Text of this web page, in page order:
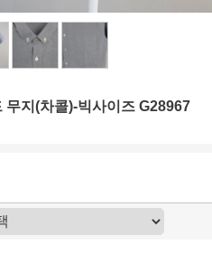
무지(차콜)-빅사이즈 G28967